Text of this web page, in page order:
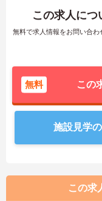
この求人につ
無料で求人情報をお問い合
無料 この
施設見学
この求